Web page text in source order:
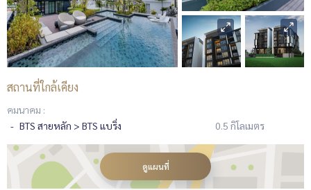
สถานที่ใกล้เคียง
คมนาคม :
BTS สายหลัก > BTS แบริ่ง
0.5 กิโลเมตร
ดูแผนที่